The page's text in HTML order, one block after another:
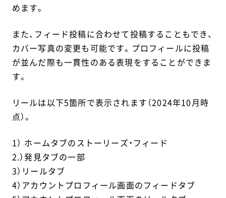
めます。
また、フィード投稿に合わせて投稿することもでき、
カバー写真の変更も可能です。プロフィールに投稿
が並んだ際も一貫性のある表現をすることができま
す。
リールは以下5箇所で表示されます（2024年10月時
点）。
1） ホームタブのストーリーズ・フィード
2.）発見タブの一部
3）リールタブ
4）アカウントプロフィール画面のフィードタブ